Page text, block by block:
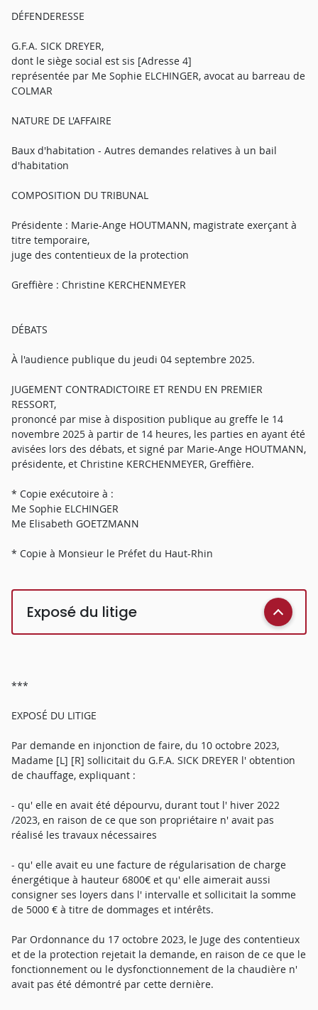
DÉFENDERESSE
G.F.A. SICK DREYER,
dont le siège social est sis [Adresse 4]
représentée par Me Sophie ELCHINGER, avocat au barreau de
COLMAR
NATURE DE L'AFFAIRE
Baux d'habitation - Autres demandes relatives à un bail
d'habitation
COMPOSITION DU TRIBUNAL
Présidente : Marie-Ange HOUTMANN, magistrate exerçant à
titre temporaire,
juge des contentieux de la protection
Greffière : Christine KERCHENMEYER
DÉBATS
À l'audience publique du jeudi 04 septembre 2025.
JUGEMENT CONTRADICTOIRE ET RENDU EN PREMIER
RESSORT,
prononcé par mise à disposition publique au greffe le 14
novembre 2025 à partir de 14 heures, les parties en ayant été
avisées lors des débats, et signé par Marie-Ange HOUTMANN,
présidente, et Christine KERCHENMEYER, Greffière.
* Copie exécutoire à :
Me Sophie ELCHINGER
Me Elisabeth GOETZMANN
* Copie à Monsieur le Préfet du Haut-Rhin
Exposé du litige
***
EXPOSÉ DU LITIGE
Par demande en injonction de faire, du 10 octobre 2023,
Madame [L] [R] sollicitait du G.F.A. SICK DREYER l' obtention
de chauffage, expliquant :
- qu' elle en avait été dépourvu, durant tout l' hiver 2022
/2023, en raison de ce que son propriétaire n' avait pas
réalisé les travaux nécessaires
- qu' elle avait eu une facture de régularisation de charge
énergétique à hauteur 6800€ et qu' elle aimerait aussi
consigner ses loyers dans l' intervalle et sollicitait la somme
de 5000 € à titre de dommages et intérêts.
Par Ordonnance du 17 octobre 2023, le Juge des contentieux
et de la protection rejetait la demande, en raison de ce que le
fonctionnement ou le dysfonctionnement de la chaudière n'
avait pas été démontré par cette dernière.